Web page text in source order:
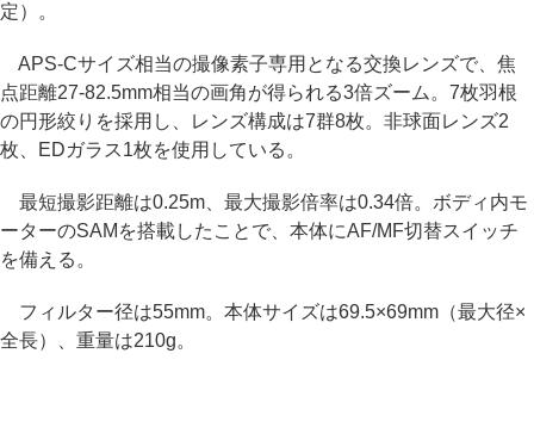
定）。
APS-Cサイズ相当の撮像素子専用となる交換レンズで、焦
点距離27-82.5mm相当の画角が得られる3倍ズーム。7枚羽根
の円形絞りを採用し、レンズ構成は7群8枚。非球面レンズ2
枚、EDガラス1枚を使用している。
最短撮影距離は0.25m、最大撮影倍率は0.34倍。ボディ内モ
ーターのSAMを搭載したことで、本体にAF/MF切替スイッチ
を備える。
フィルター径は55mm。本体サイズは69.5×69mm（最大径×
全長）、重量は210g。